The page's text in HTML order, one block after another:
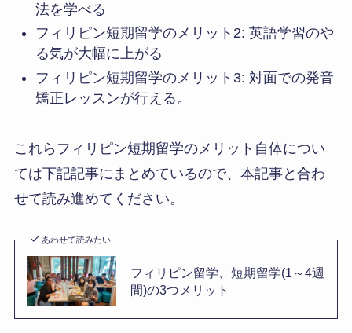
法を学べる
フィリピン短期留学のメリット2: 英語学習のや
る気が大幅に上がる
フィリピン短期留学のメリット3: 対面での発音
矯正レッスンが行える。
これらフィリピン短期留学のメリット自体につい
ては下記記事にまとめているので、本記事と合わ
せて読み進めてください。
あわせて読みたい
フィリピン留学、短期留学(1～4週
間)の3つメリット